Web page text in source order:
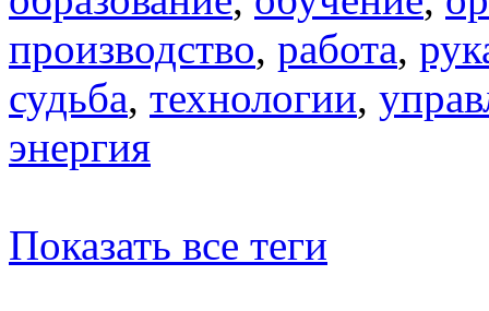
производство, работа,
судьба, технологии,
энергия
Показать все теги